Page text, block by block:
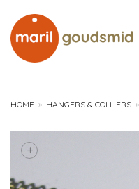
HOME » HANGERS & COLLIERS »
+